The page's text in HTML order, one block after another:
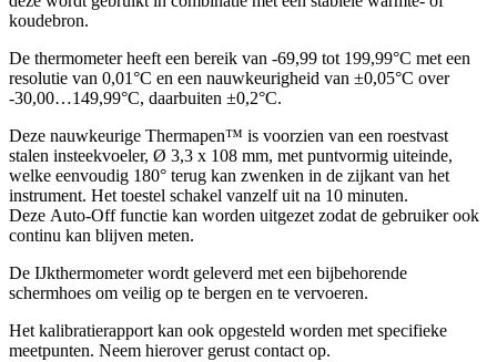
koudebron.
De thermometer heeft een bereik van -69,99 tot 199,99°C met een
resolutie van 0,01°C en een nauwkeurigheid van ±0,05°C over
-30,00…149,99°C, daarbuiten ±0,2°C.
Deze nauwkeurige Thermapen™ is voorzien van een roestvast
stalen insteekvoeler, Ø 3,3 x 108 mm, met puntvormig uiteinde,
welke eenvoudig 180° terug kan zwenken in de zijkant van het
instrument. Het toestel schakel vanzelf uit na 10 minuten.
Deze Auto-Off functie kan worden uitgezet zodat de gebruiker ook
continu kan blijven meten.
De IJkthermometer wordt geleverd met een bijbehorende
schermhoes om veilig op te bergen en te vervoeren.
Het kalibratierapport kan ook opgesteld worden met specifieke
meetpunten. Neem hierover gerust contact op.